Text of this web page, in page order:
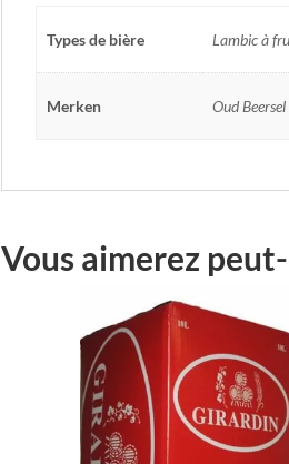
Types de bière Lambic à
Merken Oud Beersel
Vous aimerez